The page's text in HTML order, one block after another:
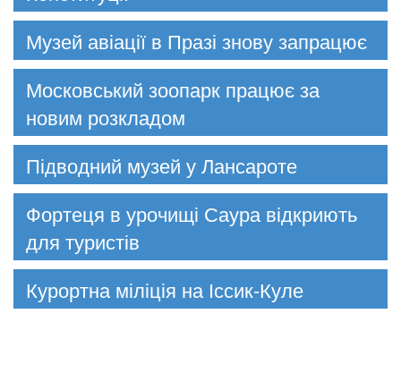
Музей авіації в Празі знову запрацює
Московський зоопарк працює за
новим розкладом
Підводний музей у Лансароте
Фортеця в урочищі Саура відкриють
для туристів
Курортна міліція на Іссик-Куле